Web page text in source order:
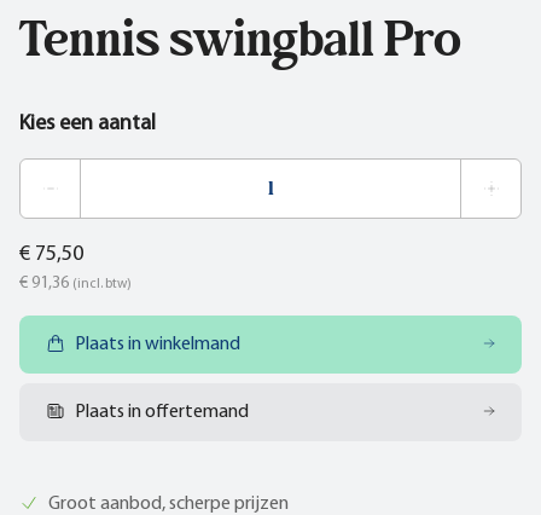
Tennis swingball Pro
Kies een aantal
€ 75,50
€ 91,36 (incl. btw)
Plaats in winkelmand
Plaats in offertemand
Groot aanbod, scherpe prijzen